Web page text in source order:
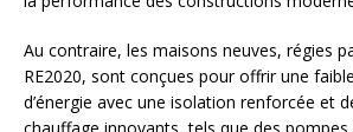
Au contraire, les maisons neuves, régies
RE2020, sont conçues pour offrir une
d’énergie avec une isolation renforcée et